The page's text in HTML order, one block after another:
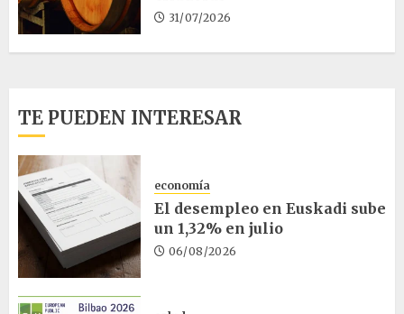
31/07/2026
TE PUEDEN INTERESAR
economía
El desempleo en Euskadi sube
un 1,32% en julio
06/08/2026